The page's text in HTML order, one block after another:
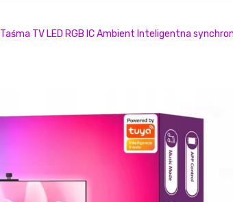
Taśma TV LED RGB IC Ambient Inteligentna